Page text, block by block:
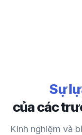
Sự
của các
Kinh nghiệm và